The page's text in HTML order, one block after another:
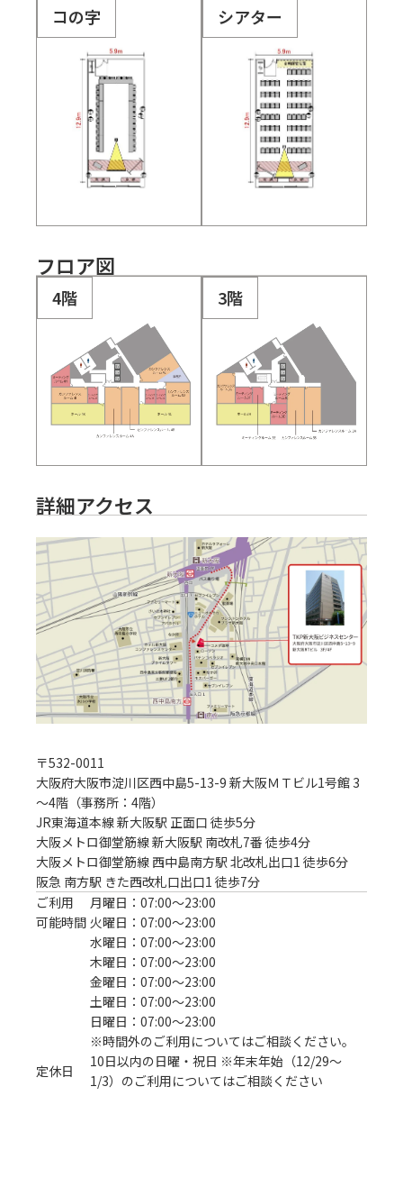
コの字 シアター
フロア図
4階 3階
詳細アクセス
〒532-0011
大阪府大阪市淀川区西中島5-13-9 新大阪ＭＴビル1号館 3
～4階（事務所：4階）
JR東海道本線 新大阪駅 正面口 徒歩5分
大阪メトロ御堂筋線 新大阪駅 南改札7番 徒歩4分
大阪メトロ御堂筋線 西中島南方駅 北改札出口1 徒歩6分
阪急 南方駅 きた西改札口出口1 徒歩7分
ご利用
可能時間
月曜日：07:00〜23:00
火曜日：07:00〜23:00
水曜日：07:00〜23:00
木曜日：07:00〜23:00
金曜日：07:00〜23:00
土曜日：07:00〜23:00
日曜日：07:00〜23:00
※時間外のご利用についてはご相談ください。
定休日
10日以内の日曜・祝日 ※年末年始（12/29～
1/3）のご利用についてはご相談ください